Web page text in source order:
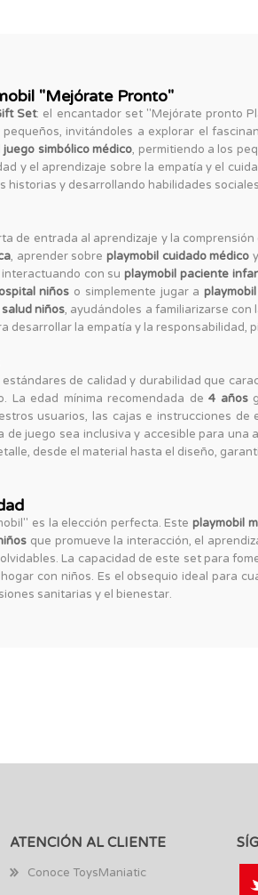
"Mejórate Pronto"
Set: el encantador set "Mejórate pronto
invitándoles a explorar el
juego simbólico médico, permitiendo a los
y el aprendizaje sobre la empatía y el
y desarrollando habilidades
de entrada al aprendizaje y la
, aprender sobreplaymobil cuidado médico
interactuando con suplaymobil paciente
niños o simplemente jugar a
niños, ayudándoles a familiarizarse con
desarrollar la empatía y la responsabilidad,
de calidad y durabilidad que
La edad mínima recomendada de4 años
usuarios, las cajas e instrucciones de
de juego sea inclusiva y accesible para
desde el material hasta el diseño,
es la elección perfecta. Esteplaymobil
que promueve la interacción, el
La capacidad de este set para
con niños. Es el obsequio ideal para
sanitarias y el bienestar.
ATENCIÓN AL CLIENTE
Conoce ToysManiatic